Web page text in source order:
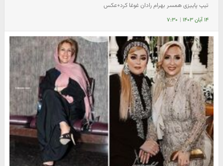
تیپ پاییزی همسر بهرام رادان غوغا کرد+عکس
۱۴ آبان ۱۴۰۳ | ۷:۳۰